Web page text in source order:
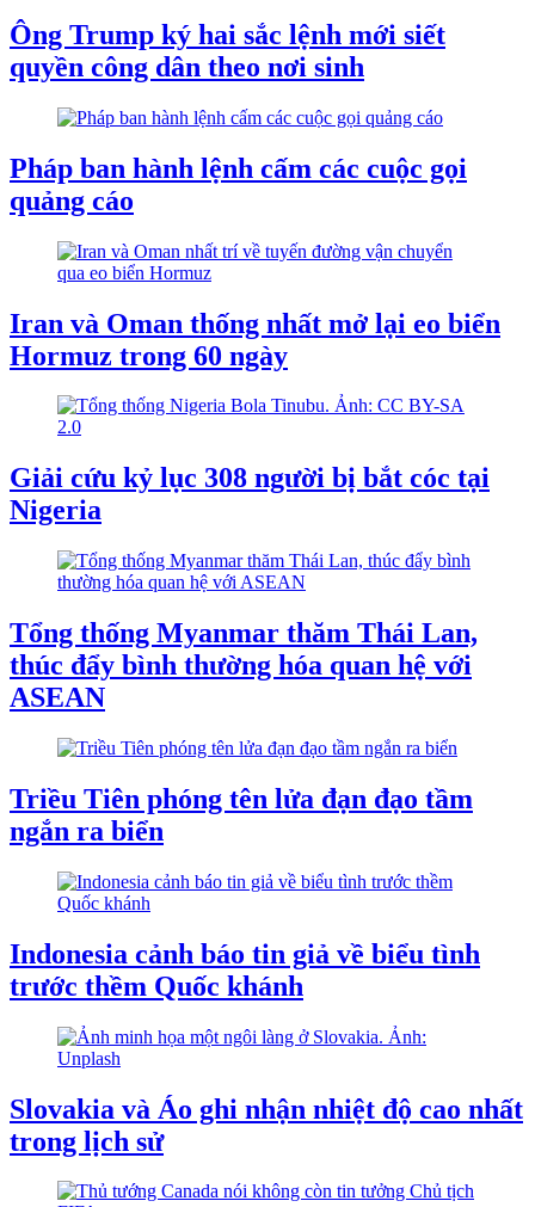
Ông Trump ký hai sắc lệnh mới siết
quyền công dân theo nơi sinh
Pháp ban hành lệnh cấm các cuộc gọi
quảng cáo
Iran và Oman thống nhất mở lại eo biển
Hormuz trong 60 ngày
Giải cứu kỷ lục 308 người bị bắt cóc tại
Nigeria
Tổng thống Myanmar thăm Thái Lan,
thúc đẩy bình thường hóa quan hệ với
ASEAN
Triều Tiên phóng tên lửa đạn đạo tầm
ngắn ra biển
Indonesia cảnh báo tin giả về biểu tình
trước thềm Quốc khánh
Slovakia và Áo ghi nhận nhiệt độ cao nhất
trong lịch sử